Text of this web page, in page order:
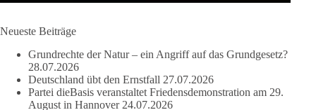
DieBasis
❌ Kleine Parteien ausgesperrt: Schützt die Hürde nur die Großen?
Neueste Beiträge
Grundrechte der Natur – ein Angriff auf das Grundgesetz?
28.07.2026
Deutschland übt den Ernstfall 27.07.2026
Partei dieBasis veranstaltet Friedensdemonstration am 29.
August in Hannover 24.07.2026